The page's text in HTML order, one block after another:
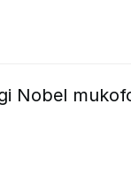
Nobel